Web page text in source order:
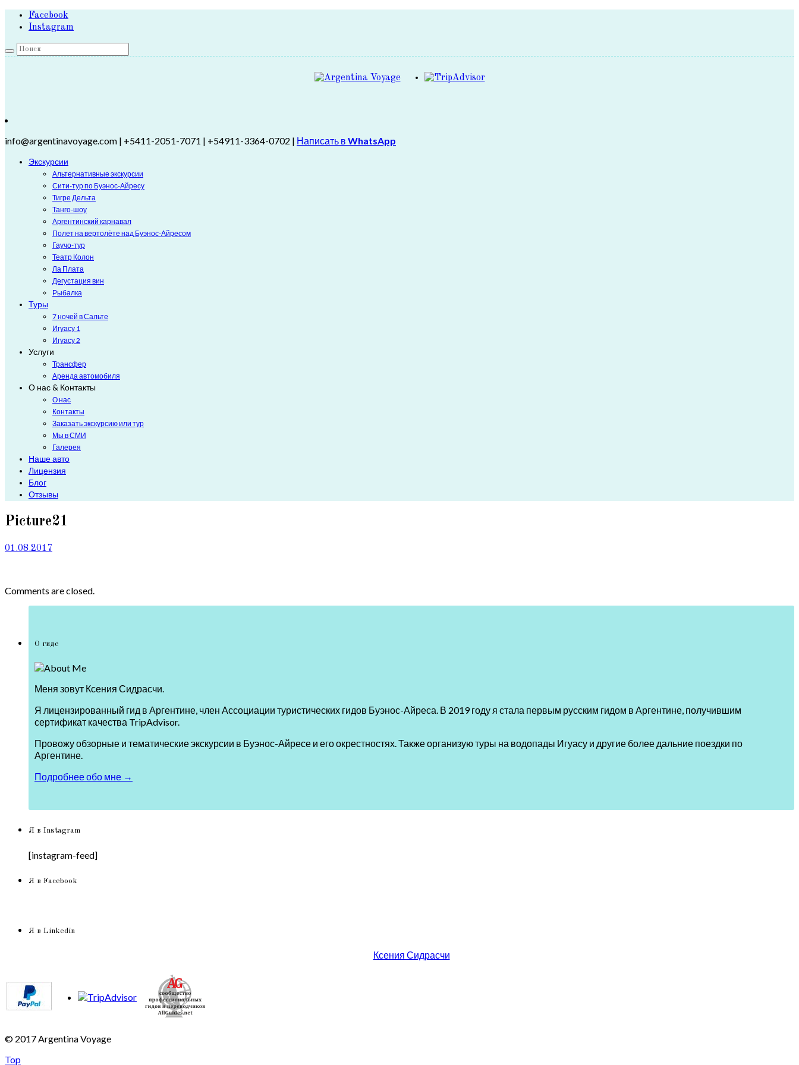
Facebook
Instagram
info@argentinavoyage.com | +5411-2051-7071 | +54911-3364-0702 | Написать в WhatsApp
Экскурсии
Альтернативные экскурсии
Сити-тур по Буэнос-Айресу
Тигре Дельта
Танго-шоу
Аргентинский карнавал
Полет на вертолёте над Буэнос-Айресом
Гаучо-тур
Театр Колон
Ла Плата
Дегустация вин
Рыбалка
Туры
7 ночей в Сальте
Игуасу 1
Игуасу 2
Услуги
Трансфер
Аренда автомобиля
О нас & Контакты
О нас
Контакты
Заказать экскурсию или тур
Мы в СМИ
Галерея
Наше авто
Лицензия
Блог
Отзывы
Picture21
01.08.2017
Comments are closed.
О гиде
Меня зовут Ксения Сидрасчи.
Я лицензированный гид в Аргентине, член Ассоциации туристических гидов Буэнос-Айреса. В 2019 году я стала первым русским гидом в Аргентине, получившим
сертификат качества TripAdvisor.
Провожу обзорные и тематические экскурсии в Буэнос-Айресе и его окрестностях. Также организую туры на водопады Игуасу и другие более дальние поездки по
Аргентине.
Подробнее обо мне →
Я в Instagram
[instagram-feed]
Я в Facebook
Я в Linkedin
Ксения Сидрасчи
© 2017 Argentina Voyage
Top